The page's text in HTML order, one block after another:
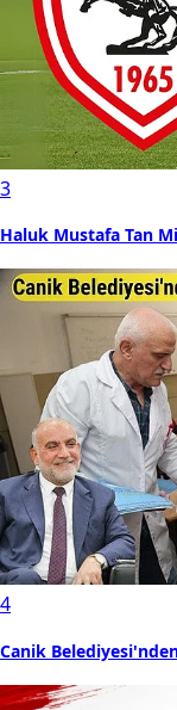
3
Haluk Mustafa Tan
4
Canik